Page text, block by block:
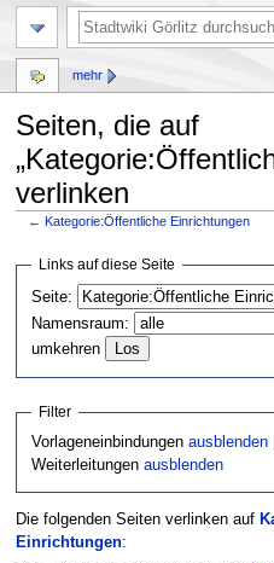
Seiten, die auf
verlinken
← Kategorie:Öffentliche Einrichtungen
springen
springen
Links auf diese Seite
Seite:
Namensraum:
umkehren
Filter
Vorlageneinbindungenausblenden
Weiterleitungenausblenden
Die folgenden Seiten verlinken auf
Einrichtungen:
mehr